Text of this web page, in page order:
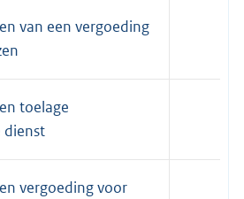
van een vergoeding
toelage
dienst
vergoeding voor